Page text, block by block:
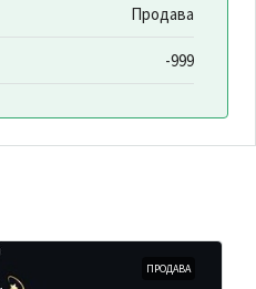
Продава
-999
ПРОДАВА